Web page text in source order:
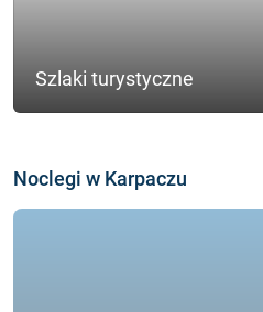
Szlaki turystyczne
Noclegi w Karpaczu